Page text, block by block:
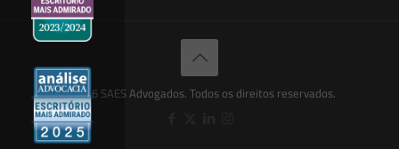
© 2026 SAES Advogados. Todos os direitos reservados.